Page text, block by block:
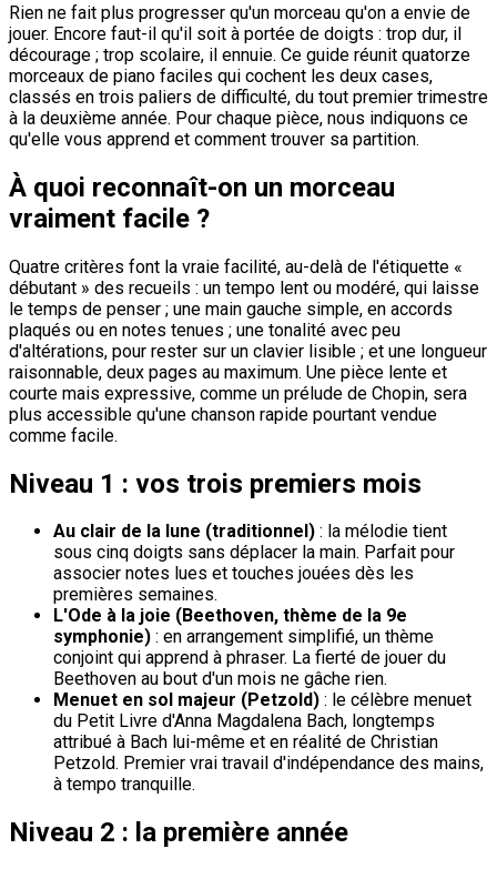
Rien ne fait plus progresser qu'un morceau qu'on a envie de
jouer. Encore faut-il qu'il soit à portée de doigts : trop dur, il
décourage ; trop scolaire, il ennuie. Ce guide réunit quatorze
morceaux de piano faciles qui cochent les deux cases,
classés en trois paliers de difficulté, du tout premier trimestre
à la deuxième année. Pour chaque pièce, nous indiquons ce
qu'elle vous apprend et comment trouver sa partition.
À quoi reconnaît-on un morceau
vraiment facile ?
Quatre critères font la vraie facilité, au-delà de l'étiquette «
débutant » des recueils : un tempo lent ou modéré, qui laisse
le temps de penser ; une main gauche simple, en accords
plaqués ou en notes tenues ; une tonalité avec peu
d'altérations, pour rester sur un clavier lisible ; et une longueur
raisonnable, deux pages au maximum. Une pièce lente et
courte mais expressive, comme un prélude de Chopin, sera
plus accessible qu'une chanson rapide pourtant vendue
comme facile.
Niveau 1 : vos trois premiers mois
Au clair de la lune (traditionnel) : la mélodie tient
sous cinq doigts sans déplacer la main. Parfait pour
associer notes lues et touches jouées dès les
premières semaines.
L'Ode à la joie (Beethoven, thème de la 9e
symphonie) : en arrangement simplifié, un thème
conjoint qui apprend à phraser. La fierté de jouer du
Beethoven au bout d'un mois ne gâche rien.
Menuet en sol majeur (Petzold) : le célèbre menuet
du Petit Livre d'Anna Magdalena Bach, longtemps
attribué à Bach lui-même et en réalité de Christian
Petzold. Premier vrai travail d'indépendance des mains,
à tempo tranquille.
Niveau 2 : la première année